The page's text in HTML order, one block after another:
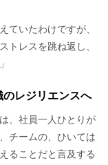
ていたわけですが、
トレスを跳ね返し、
レジリエンスへ
、社員一人ひとりが
チームの、ひいては
ることだと言及する